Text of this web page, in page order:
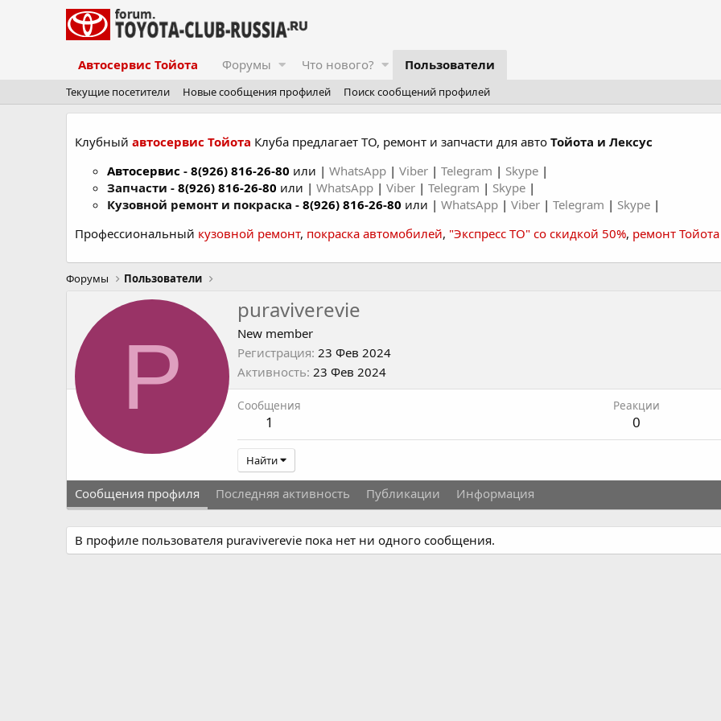
Автосервис Тойота Форумы Что нового? Пользователи
Текущие посетители Новые сообщения профилей Поиск сообщений профилей
Клубный автосервис Тойота Клуба предлагает ТО, ремонт и запчасти для авто Тойота и Лексус
Автосервис - 8(926) 816-26-80 или | WhatsApp | Viber | Telegram | Skype |
Запчасти - 8(926) 816-26-80 или | WhatsApp | Viber | Telegram | Skype |
Кузовной ремонт и покраска - 8(926) 816-26-80 или | WhatsApp | Viber | Telegram | Skype |
Профессиональный кузовной ремонт, покраска автомобилей, "Экспресс ТО" со скидкой 50%, ремонт Тойота
Форумы Пользователи
P
puraviverevie
New member
Регистрация 23 Фев 2024
Активность 23 Фев 2024
Сообщения
1
Реакции
0
Найти
Сообщения профиля Последняя активность Публикации Информация
В профиле пользователя puraviverevie пока нет ни одного сообщения.